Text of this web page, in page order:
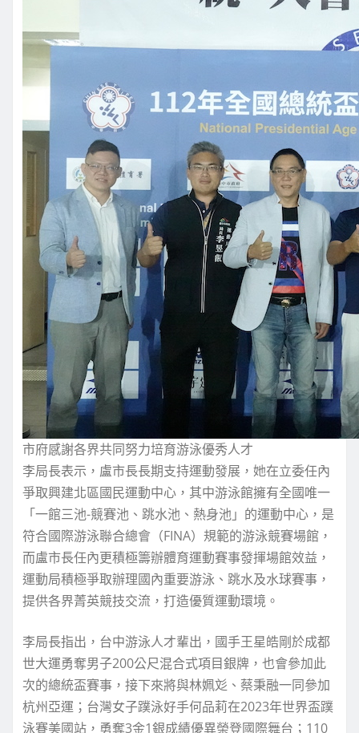
市府感謝各界共同努力培育游泳優秀人才
李局長表示，盧市長長期支持運動發展，她在立委任內
爭取興建北區國民運動中心，其中游泳館擁有全國唯一
「一館三池-競賽池、跳水池、熱身池」的運動中心，是
符合國際游泳聯合總會（FINA）規範的游泳競賽場館，
而盧市長任內更積極籌辦體育運動賽事發揮場館效益，
運動局積極爭取辦理國內重要游泳、跳水及水球賽事，
提供各界菁英競技交流，打造優質運動環境。
李局長指出，台中游泳人才輩出，國手王星皓剛於成都
世大運勇奪男子200公尺混合式項目銀牌，也會參加此
次的總統盃賽事，接下來將與林姵彣、蔡秉融一同參加
杭州亞運；台灣女子蹼泳好手何品莉在2023年世界盃蹼
泳賽美國站，勇奪3金1銀成績優異榮登國際舞台；110